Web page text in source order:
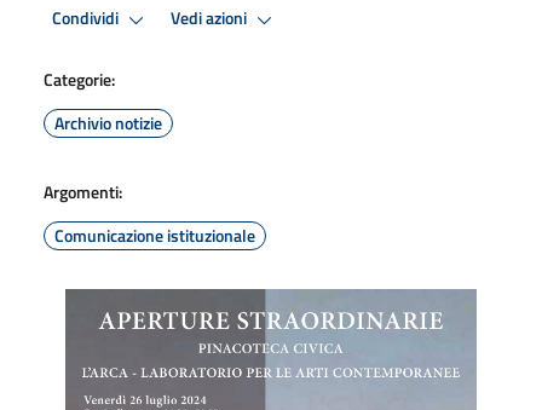
Condividi Vedi azioni
Categorie:
Archivio notizie
Argomenti:
Comunicazione istituzionale